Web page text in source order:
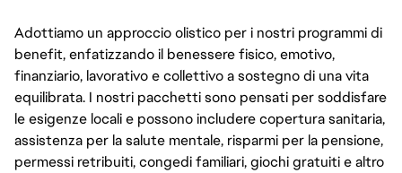
Adottiamo un approccio olistico per i nostri programmi di
benefit, enfatizzando il benessere fisico, emotivo,
finanziario, lavorativo e collettivo a sostegno di una vita
equilibrata. I nostri pacchetti sono pensati per soddisfare
le esigenze locali e possono includere copertura sanitaria,
assistenza per la salute mentale, risparmi per la pensione,
permessi retribuiti, congedi familiari, giochi gratuiti e altro